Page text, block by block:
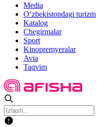
Media
O‘zbekistondagi turizm
Katalog
Chegirmalar
Sport
Kinopremyeralar
Avia
Taqvim